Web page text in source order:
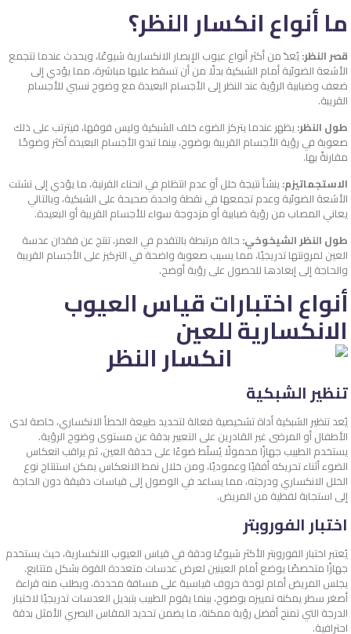
ما أنواع انكسار النظر؟
قصر النظر: يُعدّ من أكثرأنواع عيوب الإبصار الانكسارية شيوعًا، ويحدث عندما تتجمع
الأشعة الضوئية أمام الشبكية بدلًا من أن تسقط عليها مباشرة، مما يؤدي إلى
ضعف وضبابية الرؤية عند النظر إلى الأجسام البعيدة مع وضوح نسبي للأجسام
القريبة.
طول النظر: يظهر عندما يتركز الضوء خلف الشبكية وليس فوقها، فيترتب على ذلك
صعوبة في رؤية الأجسام القريبة بوضوح، بينما تبدو الأجسام البعيدة أكثر وضوحًا
مقارنةً بها.
الاستجماتيزم: ينشأ نتيجة خلل أو عدم انتظام في انحناء القرنية، ما يؤدي إلى تشتت
الأشعة الضوئية وعدم تجمعها في نقطة واحدة صحيحة على الشبكية، وبالتالي
يعاني المصاب من رؤية ضبابية أو مزدوجة سواء للأجسام القريبة أو البعيدة.
طول النظر الشيخوخي: حالة مرتبطة بالتقدم في العمر، تنتج عن فقدان عدسة
العين لمرونتها تدريجيًا، مما يسبب صعوبة واضحة في التركيز على الأجسام القريبة
والحاجة إلى إبعادها للحصول على رؤية أوضح.
أنواع اختبارات قياس العيوب
الانكسارية للعين
تنظير الشبكية
يُعد تنظير الشبكية أداة تشخيصية فعالة لتحديد طبيعة الخطأ الانكساري، خاصة لدى
الأطفال أو المرضى غير القادرين على التعبير بدقة عن مستوى وضوح الرؤية.
يستخدم الطبيب جهازًا محمولًا يُسلّط ضوءًا على حدقة العين، ثم يراقب انعكاس
الضوء أثناء تحريكه أفقيًا وعموديًا، ومن خلال نمط الانعكاس يمكن استنتاج نوع
الخلل الانكساري ودرجته، مما يساعد في الوصول إلى قياسات دقيقة دون الحاجة
إلى استجابة لفظية من المريض.
اختبار الفوروبتر
يُعتبر اختبار الفوروبتر الأكثر شيوعًا ودقة في قياس العيوب الانكسارية، حيث يستخدم
جهازًا متخصصًا يوضع أمام العينين لعرض عدسات متعددة القوة بشكل متتابع.
يجلس المريض أمام لوحة حروف قياسية على مسافة محددة، ويطلب منه قراءة
أصغر سطر يمكنه تمييزه بوضوح، بينما يقوم الطبيب بتبديل العدسات تدريجيًا لاختيار
الدرجة التي تمنح أفضل رؤية ممكنة، ما يضمن تحديد المقاس البصري الأمثل بدقة
احترافية.